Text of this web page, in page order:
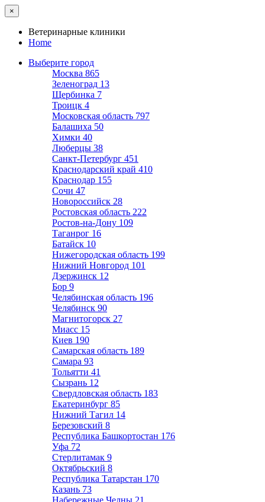
×
Ветеринарные клиники
Home
Выберите город
Москва 865
Зеленоград 13
Щербинка 7
Троицк 4
Московская область 797
Балашиха 50
Химки 40
Люберцы 38
Санкт-Петербург 451
Краснодарский край 410
Краснодар 155
Сочи 47
Новороссийск 28
Ростовская область 222
Ростов-на-Дону 109
Таганрог 16
Батайск 10
Нижегородская область 199
Нижний Новгород 101
Дзержинск 12
Бор 9
Челябинская область 196
Челябинск 90
Магнитогорск 27
Миасс 15
Киев 190
Самарская область 189
Самара 93
Тольятти 41
Сызрань 12
Свердловская область 183
Екатеринбург 85
Нижний Тагил 14
Березовский 8
Республика Башкортостан 176
Уфа 72
Стерлитамак 9
Октябрьский 8
Республика Татарстан 170
Казань 73
Набережные Челны 21